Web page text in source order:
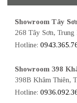
Showroom Tây
268 Tây Sơn,
Hotline:
Showroom 398
398B Khâm Thiên,
Hotline: